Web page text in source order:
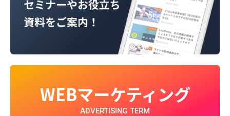
WEBマーケティング
ADVERTISING TERM